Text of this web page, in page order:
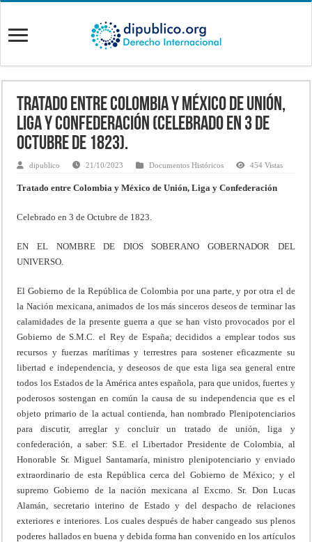
Tratado entre Colombia y México de Unión,
Liga y Confederación (Celebrado en 3 de
Octubre de 1823).
dipublico 21/10/2023 Documentos Históricos 454 Vistas
Tratado entre Colombia y México de Unión, Liga y Confederación
Celebrado en 3 de Octubre de 1823.
EN EL NOMBRE DE DIOS SOBERANO GOBERNADOR DEL
UNIVERSO.
El Gobierno de la República de Colombia por una parte, y por otra el de
la Nación mexicana, animados de los más sinceros deseos de terminar las
calamidades de la presente guerra a que se han visto provocados por el
Gobierno de S.M.C. el Rey de España; decididos a emplear todos sus
recursos y fuerzas marítimas y terrestres para sostener eficazmente su
libertad e independencia, y deseosos de que esta liga sea general entre
todos los Estados de la América antes española, para que unidos, fuertes y
poderosos sostengan en común la causa de su independencia que es el
objeto primario de la actual contienda, han nombrado Plenipotenciarios
para discutir, arreglar y concluir un tratado de unión, liga y
confederación, a saber: S.E. el Libertador Presidente de Colombia, al
Honorable Sr. Miguel Santamaría, ministro plenipotenciario y enviado
extraordinario de esta República cerca del Gobierno de México; y el
supremo Gobierno de la nación mexicana al Excmo. Sr. Don Lucas
Alamán, secretario interino de Estado y del despacho de relaciones
exteriores e interiores. Los cuales después de haber cangeado sus plenos
poderes hallados en buena y debida forma han convenido en los artículos